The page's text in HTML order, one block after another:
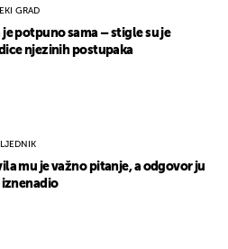
GRAD
je potpuno sama – stigle su je
njezinih postupaka
mu je važno pitanje, a odgovor ju
iznenadio